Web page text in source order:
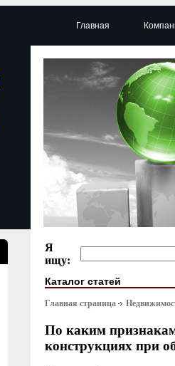
Главная
Я
ищу:
Каталог статей
Главная страница
По каким
конструкциях при